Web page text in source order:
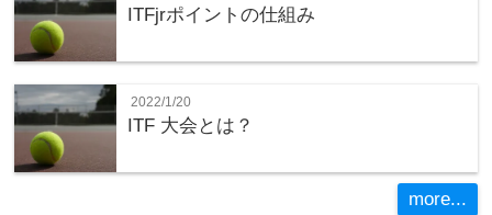
ITFjrポイントの仕組み
2022/1/20
ITF 大会とは？
more...